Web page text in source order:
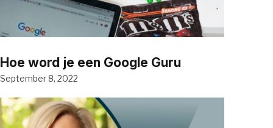
Hoe word je een Google Guru
September 8, 2022